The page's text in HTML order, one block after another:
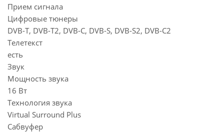
Прием сигнала
Цифровые тюнеры
DVB-T, DVB-T2, DVB-C, DVB-S, DVB-S2, DVB-C2
Телетекст
есть
Звук
Мощность звука
16 Вт
Технология звука
Virtual Surround Plus
Сабвуфер